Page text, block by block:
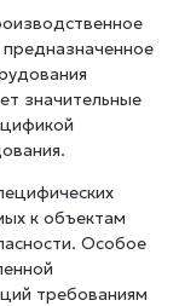
значительные
к объектам
Особое
требованиям